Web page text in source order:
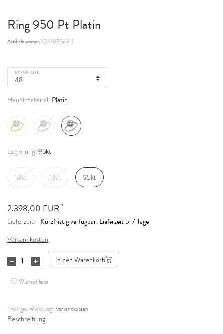
Ring 950 Pt Platin
Artikelnummer1Q220P548-1
RINGWEITE
Hauptmaterial: Platin
Legierung: 95kt
14kt 18kt 95kt
2.398,00 EUR *
Lieferzeit: Kurzfristig verfügbar, Lieferzeit 5-7 Tage
Versandkosten
In den Warenkorb
Wunschliste
* inkl. ges. MwSt. zzgl.Versandkosten
Beschreibung